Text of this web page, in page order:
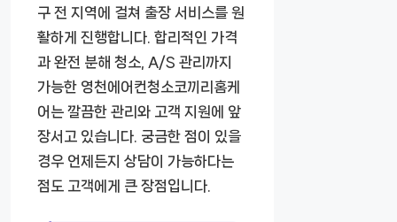
구 전 지역에 걸쳐 출장 서비스를 원
활하게 진행합니다. 합리적인 가격
과 완전 분해 청소, A/S 관리까지
가능한 영천에어컨청소코끼리홈케
어는 깔끔한 관리와 고객 지원에 앞
장서고 있습니다. 궁금한 점이 있을
경우 언제든지 상담이 가능하다는
점도 고객에게 큰 장점입니다.